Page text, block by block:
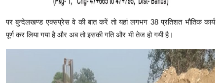
पर बुन्देलखण्ड एक्सप्रेस वे की बात करें तो यहां लगभग 38 प्रतिशत भौतिक कार्य
पूर्ण कर लिया गया है और अब तो इसकी गति और भी तेज हो गयी है।